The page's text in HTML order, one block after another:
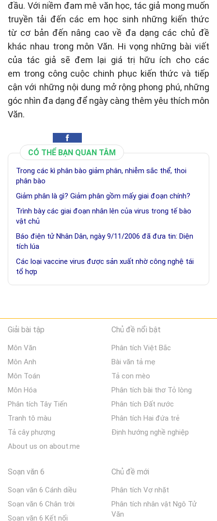
đầu. Với niềm đam mê văn học, tác giả mong muốn
truyền tải đến các em học sinh những kiến thức
từ cơ bản đến nâng cao về đa dạng các chủ đề
khác nhau trong môn Văn. Hi vọng những bài viết
của tác giả sẽ đem lại giá trị hữu ích cho các
em trong công cuộc chinh phục kiến thức và tiếp
cận với những nội dung mở rộng phong phú, những
góc nhìn đa dạng để ngày càng thêm yêu thích môn
Văn.
CÓ THỂ BẠN QUAN TÂM
Trong các kì phân bào giảm phân, nhiễm sắc thể, thoi
phân bào
Giảm phân là gì? Giảm phân gồm mấy giai đoạn chính?
Trình bày các giai đoạn nhân lên của virus trong tế bào
vật chủ
Báo điện tử Nhân Dân, ngày 9/11/2006 đã đưa tin: Diện
tích lúa
Các loại vaccine virus được sản xuất nhờ công nghệ tái
tổ hợp
Giải bài tập
Môn Văn
Môn Anh
Môn Toán
Môn Hóa
Phân tích Tây Tiến
Tranh tô màu
Tả cây phượng
About us on about.me
Chủ đề nổi bật
Phân tích Việt Bắc
Bài văn tả mẹ
Tả con mèo
Phân tích bài thơ Tỏ lòng
Phân tích Đất nước
Phân tích Hai đứa trẻ
Định hướng nghề nghiệp
Soạn văn 6
Soạn văn 6 Cánh diều
Soạn văn 6 Chân trời
Soạn văn 6 Kết nối
Chủ đề mới
Phân tích Vợ nhặt
Phân tích nhân vật Ngô Tử
Văn